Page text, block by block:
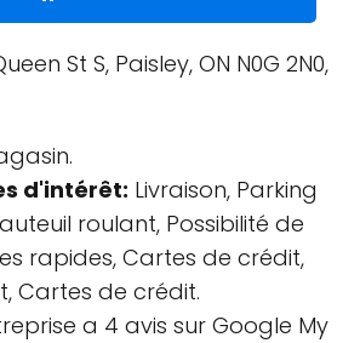
St S, Paisley, ON N0G 2N0,
d'intérêt: Livraison, Parking
roulant, Possibilité de
rapides, Cartes de crédit,
Cartes de crédit.
a 4 avis sur Google My